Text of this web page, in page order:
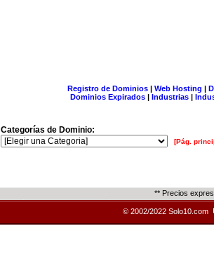
Registro de Dominios| Web Hosting |
Dominios Expirados | Industrias |
Categorías de Dominio:
[Pág.
** Precios
© 2002/2022 Solo10.com